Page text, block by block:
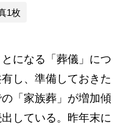
1枚
になる「葬儀」につ
し、準備しておきた
「家族葬」が増加傾
している。昨年末に